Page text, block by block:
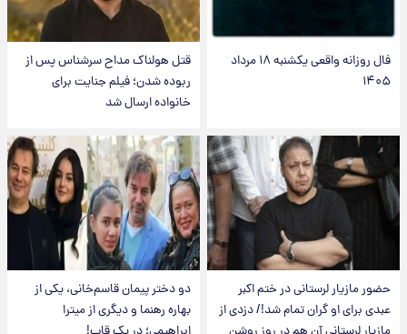
فال روزانه واقعی یکشنبه ۱۸ مرداد
۱۴۰۵
قتل هولناک مداح سرشناس پس از
ربوده شدن؛ فیلم جنایت برای
خانواده ارسال شد
حضور مازیار لرستانی در ختم اکبر
عبدی برای او گران تمام شد!/ دزدی از
دو دختر پیمان قاسم‌خانی، یکی از
بهاره رهنما و دیگری از میترا